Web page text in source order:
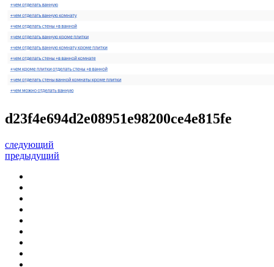
d23f4e694d2e08951e98200ce4e815fe
следующий
предыдущий